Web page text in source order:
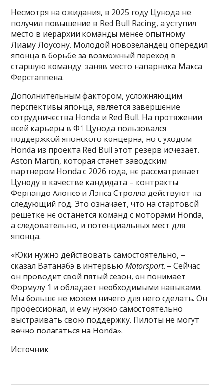
Несмотря на ожидания, в 2025 году Цунода не
получил повышение в Red Bull Racing, а уступил
место в иерархии команды менее опытному
Лиаму Лоусону. Молодой новозеландец опередил
японца в борьбе за возможный переход в
старшую команду, заняв место напарника Макса
Ферстаппена.
Дополнительным фактором, усложняющим
перспективы японца, является завершение
сотрудничества Honda и Red Bull. На протяжении
всей карьеры в Ф1 Цунода пользовался
поддержкой японского концерна, но с уходом
Honda из проекта Red Bull этот резерв исчезает.
Aston Martin, которая станет заводским
партнером Honda с 2026 года, не рассматривает
Цуноду в качестве кандидата – контракты
Фернандо Алонсо и Лэнса Стролла действуют на
следующий год. Это означает, что на стартовой
решетке не останется команд с моторами Honda,
а следовательно, и потенциальных мест для
японца.
«Юки нужно действовать самостоятельно, –
сказал Ватанабэ в интервьюMotorsport. – Сейчас
он проводит свой пятый сезон, он понимает
Формулу 1 и обладает необходимыми навыками.
Мы больше не можем ничего для него сделать. Он
профессионал, и ему нужно самостоятельно
выстраивать свою поддержку. Пилоты не могут
вечно полагаться на Honda».
Источник